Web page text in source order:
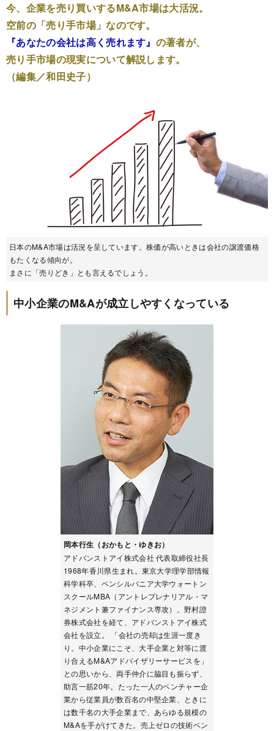
今、企業を売り買いするM&A市場は大活況。
空前の「売り手市場」なのです。
『あなたの会社は高く売れます』 の著者が、
売り手市場の現実について解説します。
（編集／和田史子）
日本のM&A市場は活況を呈しています。株価が高いときは会社の譲渡価格
もたくなる傾向が。
まさに「売りどき」とも言えるでしょう。
中小企業のM&Aが成立しやすくなっている
岡本行生（おかもと・ゆきお）
アドバンストアイ株式会社 代表取締役社長
1968年香川県生まれ。東京大学理学部情報
科学科卒、ペンシルバニア大学ウォートン
スクールMBA（アントレプレナリアル・マ
ネジメント兼ファイナンス専攻）。野村證
券株式会社を経て、アドバンストアイ株式
会社を設立。 「会社の売却は生涯一度き
り。中小企業にこそ、大手企業と対等に渡
り合えるM&Aアドバイザリーサービスを」
との思いから、両手仲介に脇目も振らず、
助言一筋20年。たった一人のベンチャー企
業から従業員が数百名の中堅企業、ときに
は数千名の大手企業まで、あらゆる規模の
M&Aを手がけてきた。売上ゼロの技術ベン